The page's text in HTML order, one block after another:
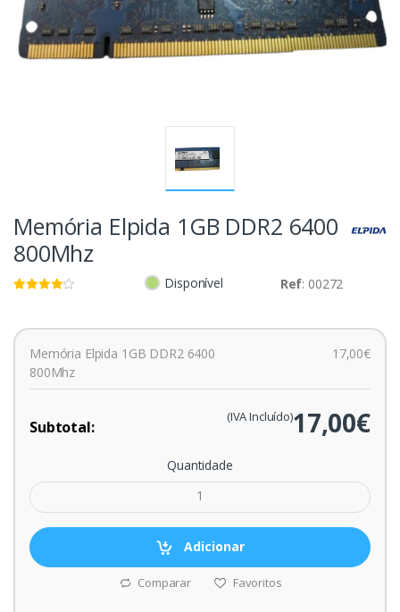
Memória Elpida 1GB DDR2 6400
800Mhz
Disponível Ref: 00272
Memória Elpida 1GB DDR2 6400
800Mhz
17,00€
Subtotal: 17,00€
(IVA Incluído)
Quantidade
Adicionar
Comparar Favoritos